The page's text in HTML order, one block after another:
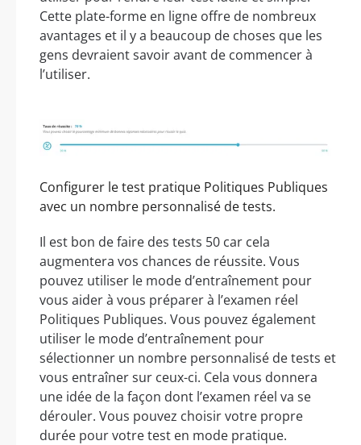
Cette plate-forme en ligne offre de nombreux
avantages et il y a beaucoup de choses que les
gens devraient savoir avant de commencer à
l’utiliser.
Configurer le test pratique Politiques Publiques
avec un nombre personnalisé de tests.
Il est bon de faire des tests 50 car cela
augmentera vos chances de réussite. Vous
pouvez utiliser le mode d’entraînement pour
vous aider à vous préparer à l’examen réel
Politiques Publiques. Vous pouvez également
utiliser le mode d’entraînement pour
sélectionner un nombre personnalisé de tests et
vous entraîner sur ceux-ci. Cela vous donnera
une idée de la façon dont l’examen réel va se
dérouler. Vous pouvez choisir votre propre
durée pour votre test en mode pratique.